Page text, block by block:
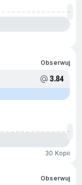
Obserwuj
3.84
30 Kopii
Obserwuj